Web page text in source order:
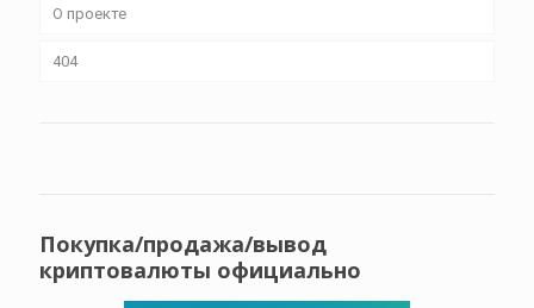
О проекте
404
Покупка/продажа/вывод
криптовалюты официально